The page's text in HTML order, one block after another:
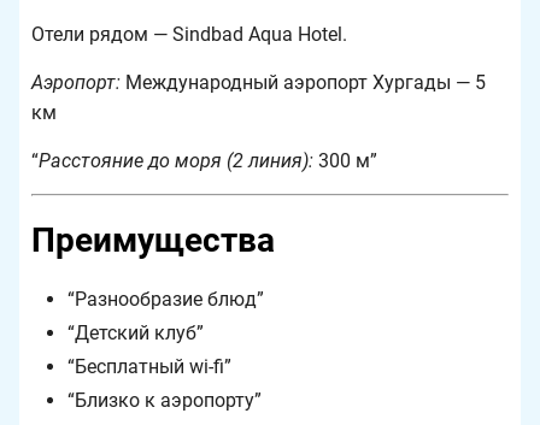
Отели рядом — Sindbad Aqua Hotel.
Аэропорт: Международный аэропорт Хургады — 5
км
Расстояние до моря (2 линия): 300 м
Преимущества
Разнообразие блюд
Детский клуб
Бесплатный wi-fi
Близко к аэропорту